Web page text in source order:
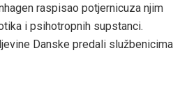
raspisao potjernicuza njim
i psihotropnih supstanci.
Danske predali službenicima